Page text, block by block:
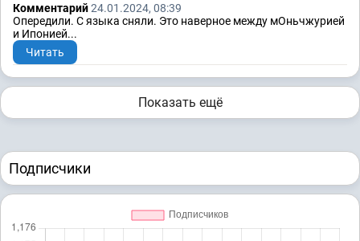
Комментарий24.01.2024, 08:39
Опередили. С языка сняли. Это наверное между мОньчжурией
и Ипонией...
Читать
Показать ещё
Подписчики